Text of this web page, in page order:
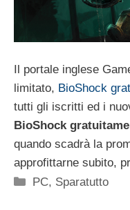
Il portale inglese
limitato, BioShock
tutti gli iscritti ed i
BioShock
quando scadrà la
approfittarne subito,
Categorie
PC, Sparatutto